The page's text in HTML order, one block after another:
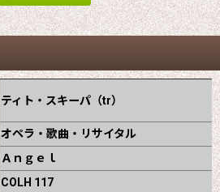
ティト・スキーパ（tr）
オペラ・歌曲・リサイタル
Ａｎｇｅｌ
COLH 117